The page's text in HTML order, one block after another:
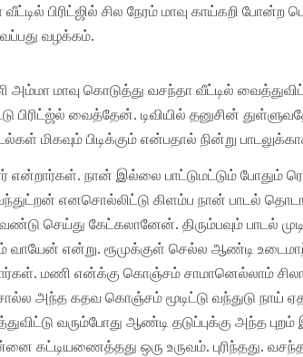
பிரிட்ஜில் சில நேரம் மாவு காய்கறி போன்ற
வழக்கம்.
மாவு கொடுத்து வசந்தா வீட்டில்
பிரிட்ஜ்ல் வைத்தேன். டிவியில் தனுசின்
மிகவும் பிடிக்கும் என்பதால் நின்று
என்றார்கள். நான் இல்லை பாட்டுமட்டும் போதும்
எனசொல்லிட்டு கிளம்ப நான் பாடல்
செய்து கேட்கலானேன். திரும்பவும் பாடல்
என்று. ரூமுக்குள் செல்ல ஆண்டி
மணி என்க்கு கொஞ்சம் சாமானெல்லாம்
அந்த கதவ கொஞ்சம் மூடிட்டு வந்துடு நாய்
வரும்போது ஆண்டி தடுப்புக்கு அந்த
கட்டியணைத்தது ஒரு உருவம். புரிந்தது.